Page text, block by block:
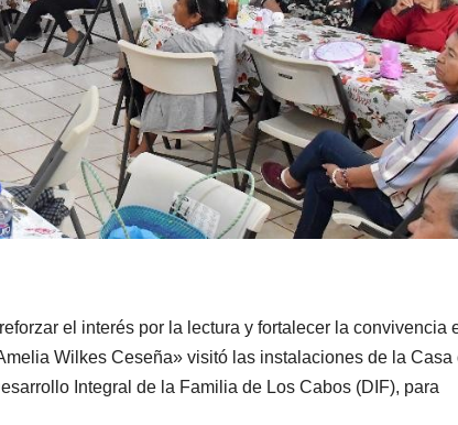
el interés por la lectura y fortalecer la convivencia
Wilkes Ceseña» visitó las instalaciones de la Casa
Integral de la Familia de Los Cabos (DIF), para